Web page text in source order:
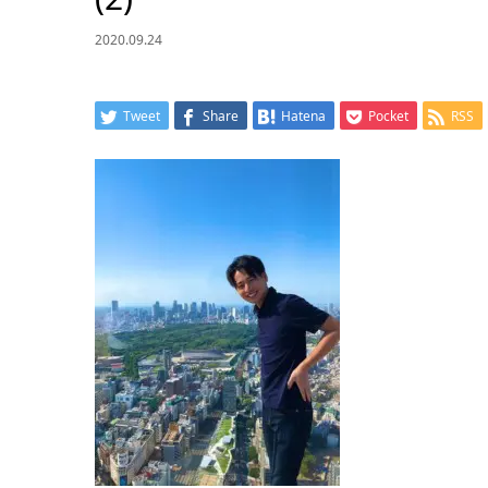
2020.09.24
Tweet Share Hatena Pocket RSS